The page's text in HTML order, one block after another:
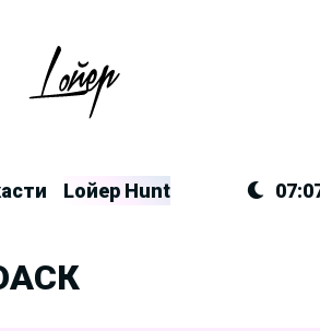
Lойер Hunt